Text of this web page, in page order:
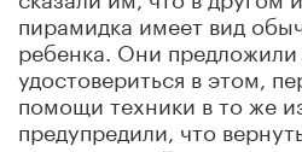
пирамидка имеет вид
ребенка. Они
удостовериться в этом,
помощи техники в то же
предупредили, что